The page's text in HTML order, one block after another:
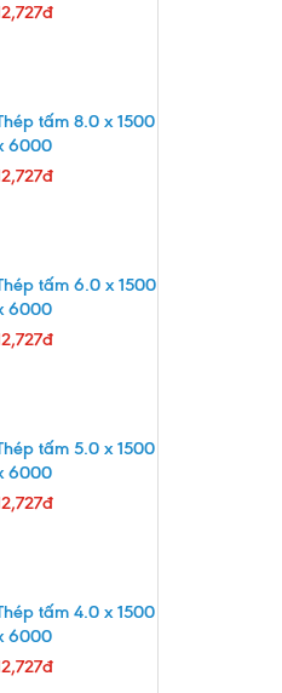
tấm 8.0 x 1500
6000
tấm 6.0 x 1500
6000
tấm 5.0 x 1500
6000
tấm 4.0 x 1500
6000